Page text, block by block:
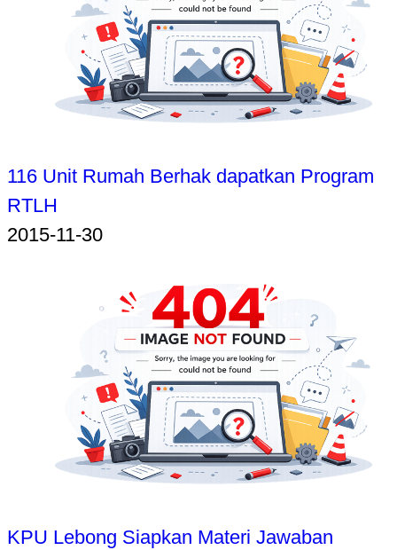
116 Unit Rumah Berhak dapatkan Program
RTLH
2015-11-30
KPU Lebong Siapkan Materi Jawaban